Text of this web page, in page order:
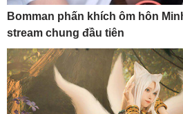
Bomman phấn khích ôm hôn
stream chung đầu tiên